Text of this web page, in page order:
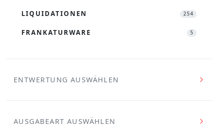
LIQUIDATIONEN 254
FRANKATURWARE 5
ENTWERTUNG AUSWÄHLEN
AUSGABEART AUSWÄHLEN